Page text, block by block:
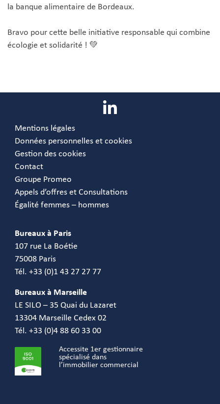
la banque alimentaire de Bordeaux.
Bravo pour cette belle initiative responsable qui combine
écologie et solidarité ! 💚
Mentions légales
Données personnelles et cookies
Gestion des cookies
Contact
Groupe Promeo
Appels d’offres et Consultations
Égalité femmes – hommes
Bureaux à Paris
107 rue La Boétie
75008 Paris
Tél. +33 (0)1 43 27 27 77
Bureaux à Marseille
LE SILO – 35 Quai du Lazaret
13304 Marseille Cedex 02
Tél. +33 (0)4 88 60 33 00
Accessite 1er gestionnaire
spécialisé dans
l’immobilier commercial